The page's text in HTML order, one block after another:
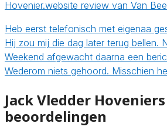
Hovenier.website review van Van
Heb eerst telefonisch met eigenaa
Hij zou mij die dag later terug bellen.
Weekend afgewacht daarna een
Wederom niets gehoord. Misschien
Jack Vledder Hoveniers
beoordelingen